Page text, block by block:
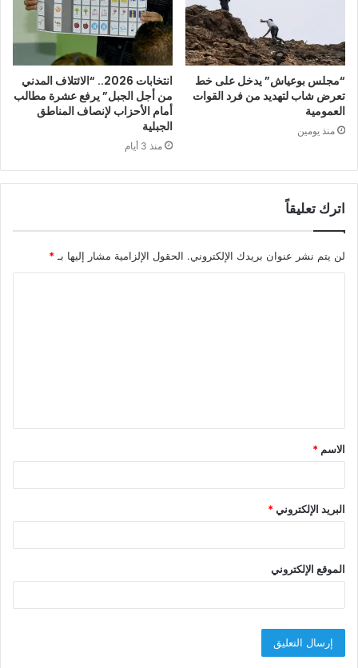
“مجلس بوعياش” يدخل على خط
تعرض شاب لتهديد من فرد القوات
العمومية
منذ يومين
انتخابات 2026.. “الائتلاف المدني
من أجل الجبل” يرفع عشرة مطالب
أمام الأحزاب لإنصاف المناطق
الجبلية
منذ 3 أيام
اترك تعليقاً
لن يتم نشر عنوان بريدك الإلكتروني. الحقول الإلزامية مشار إليها بـ *
ق
*
الاسم *
البريد الإلكتروني*
الموقع الإلكتروني